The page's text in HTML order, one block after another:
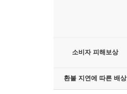
소비자 피해보상
환불 지연에 따른 배상